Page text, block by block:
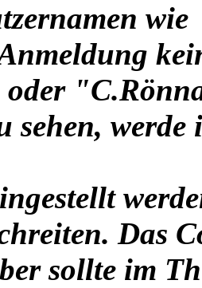
sehen,
Das
sollte im